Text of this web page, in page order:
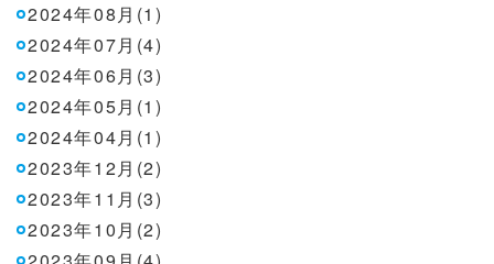
2024年08月(1)
2024年07月(4)
2024年06月(3)
2024年05月(1)
2024年04月(1)
2023年12月(2)
2023年11月(3)
2023年10月(2)